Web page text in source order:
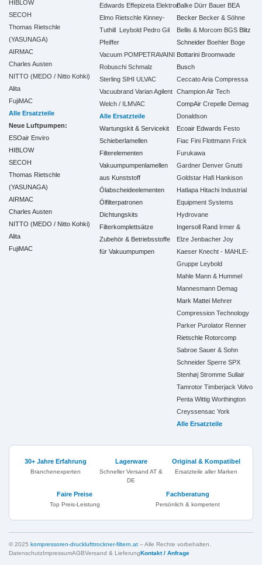
HIBLOW
SECOH
Thomas Rietschle
(YASUNAGA)
AIRMAC
Charles Austen
NITTO (MEDO / Nitto Kohki)
Alita
FujiMAC
Alle Ersatzteile
Neue Luftpumpen:
ESOair Enviro
HIBLOW
SECOH
Thomas Rietschle
(YASUNAGA)
AIRMAC
Charles Austen
NITTO (MEDO / Nitto Kohki)
Alita
FujiMAC
Edwards Effepizeta Elektror
Elmo Rietschle Kinney-
Tuthill Leybold Pedro Gil
Pfeiffer
Vacuum POMPETRAVAINI
Robuschi Schmalz
Sterling SIHI ULVAC
Vacuubrand Varian Agilent
Welch / ILMVAC
Alle Ersatzteile
Wartungskit & Servicekit
Schieberlamellen
Filterelementen
Vakuumpumpenlamellen
aus Kunststoff
Ölabscheideelementen
Ölfilterpatronen
Dichtungskits
Filterkomplettsätze
Zubehör & Betriebsstoffe
für Vakuumpumpen
Balke Dürr Bauer BEA
Becker Becker & Söhne
Bellis & Morcom BGS Blitz
Schneider Boehler Boge
Bottarini Broomwade
Busch
Ceccato Aria Compressa
Champion Air Tech
CompAir Crepelle Demag
Donaldson
Ecoair Edwards Festo
Fiac Fini Flottmann Frick
Furukawa
Gardner Denver Gnutti
Goldstar Hafi Hankison
Hatlapa Hitachi Industrial
Equipment Systems
Hydrovane
Ingersoll Rand Irmer &
Elze Jenbacher Joy
Kaeser Knecht - MAHLE-
Gruppe Leybold
Mahle Mann & Hummel
Mannesmann Demag
Mark Mattei Mehrer
Compression Technology
Parker Purolator Renner
Rietschle Rotorcomp
Sabroe Sauer & Sohn
Schneider Sperre SPX
Stenhøj Stromme Sullair
Tamrotor Timberjack Volvo
Penta Wittig Worthington
Creyssensac York
Alle Ersatzteile
30+ Jahre Erfahrung
Branchenexperten
Lagerware
Schneller Versand AT &
DE
Original & Kompatibel
Ersatzteile aller Marken
Faire Preise
Top Preis-Leistung
Fachberatung
Persönlich & kompetent
© 2025 kompressoren-drucklufttrockner-filtern.at – Alle Rechte vorbehalten.
DatenschutzImpressumAGBVersand & LieferungKontakt / Anfrage